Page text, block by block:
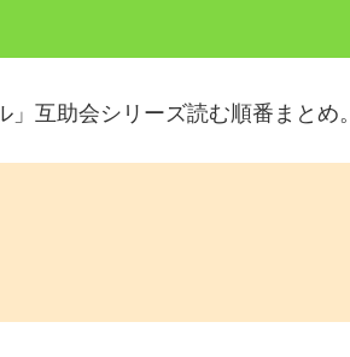
互助会シリーズ読む順番まとめ。